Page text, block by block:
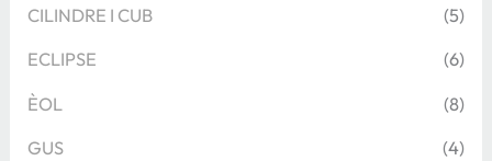
CILINDRE I CUB (5)
ECLIPSE (6)
ÈOL (8)
GUS (4)